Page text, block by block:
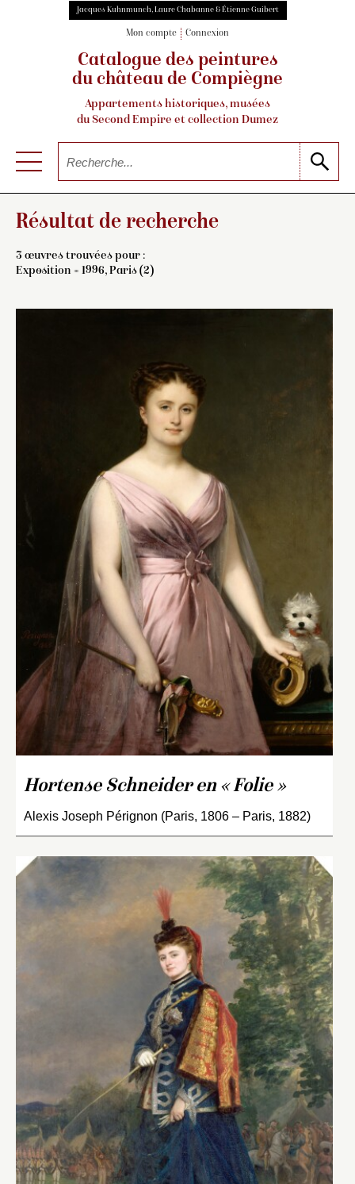
Jacques Kuhnmunch, Laure Chabanne & Étienne Guibert
Mon compte Connexion
Catalogue des peintures
du château de Compiègne
Appartements historiques, musées
du Second Empire et collection Dumez
Résultat de recherche
3 œuvres trouvées pour :
Exposition = 1996, Paris (2)
Hortense Schneider en « Folie »
Alexis Joseph Pérignon (Paris, 1806 – Paris, 1882)